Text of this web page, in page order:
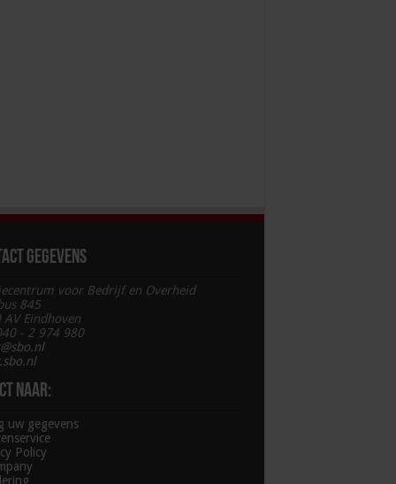
gegevens
voor Bedrijf en Overheid
845
AV Eindhoven
- 2 974 980
naar:
uw gegevens
Policy